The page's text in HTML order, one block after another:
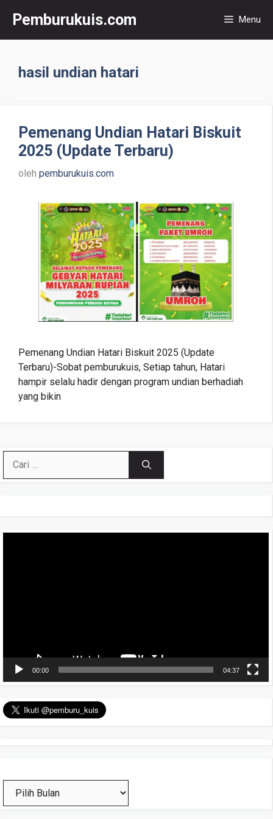
Pemburukuis.com Menu
hasil undian hatari
Pemenang Undian Hatari Biskuit
2025 (Update Terbaru)
oleh pemburukuis.com
Pemenang Undian Hatari Biskuit 2025 (Update
Terbaru)-Sobat pemburukuis, Setiap tahun, Hatari
hampir selalu hadir dengan program undian berhadiah
yang bikin
untuk:
00:00 04:37
Arsip